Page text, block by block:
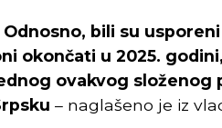
Odnosno, bili su
okončati u 2025.
ovakvog složenog
– naglašeno je iz